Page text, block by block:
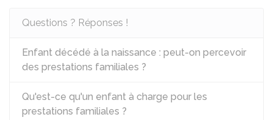
Questions ? Réponses !
Enfant décédé à la naissance : peut-on percevoir
des prestations familiales ?
Qu'est-ce qu'un enfant à charge pour les
prestations familiales ?